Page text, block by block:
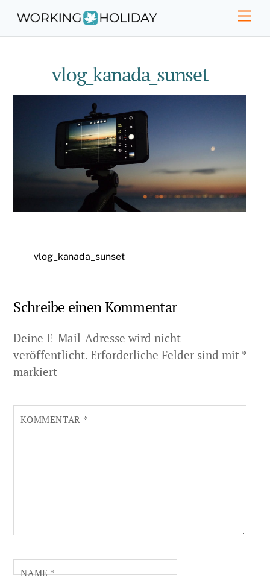
content
vlog_kanada_sunset
vlog_kanada_sunset
Schreibe einen Kommentar
Deine E-Mail-Adresse wird nicht
veröffentlicht. Erforderliche Felder sind mit *
markiert
KOMMENTAR *
NAME*